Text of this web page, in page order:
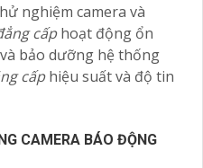
nghiệm camera và
cấphoạt động ổn
bảo dưỡng hệ thống
cấphiệu suất và độ tin
CAMERA BÁO ĐỘNG